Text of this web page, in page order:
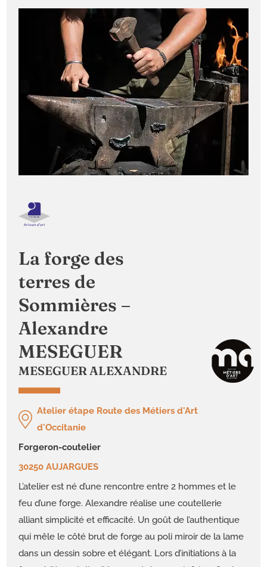
La forge des
terres de
Sommières –
Alexandre
MESEGUER
MESEGUER ALEXANDRE
Atelier étape Route des Métiers d'Art
d'Occitanie
forgeron-coutelier
30250 AUJARGUES
L’atelier est né d’une rencontre entre 2 hommes et le
feu d’une forge. Alexandre réalise une coutellerie
alliant simplicité et efficacité. Un goût de l’authentique
qui mêle le côté brut de forge au poli miroir de la lame
dans un dessin sobre et élégant. Lors d’initiations à la